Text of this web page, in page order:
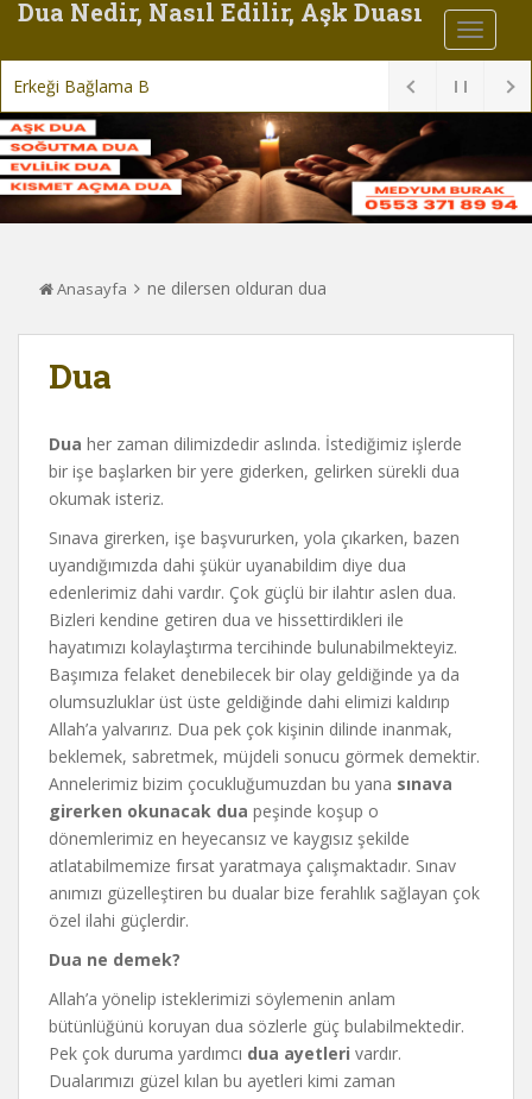
Dua Nedir, Nasıl Edilir, Aşk Duası
Erkeği Bağlama Büyüsü Duas
Anasayfa ne dilersen olduran dua
Dua
Dua her zaman dilimizdedir aslında. İstediğimiz işlerde
bir işe başlarken bir yere giderken, gelirken sürekli dua
okumak isteriz.
Sınava girerken, işe başvururken, yola çıkarken, bazen
uyandığımızda dahi şükür uyanabildim diye dua
edenlerimiz dahi vardır. Çok güçlü bir ilahtır aslen dua.
Bizleri kendine getiren dua ve hissettirdikleri ile
hayatımızı kolaylaştırma tercihinde bulunabilmekteyiz.
Başımıza felaket denebilecek bir olay geldiğinde ya da
olumsuzluklar üst üste geldiğinde dahi elimizi kaldırıp
Allah’a yalvarırız. Dua pek çok kişinin dilinde inanmak,
beklemek, sabretmek, müjdeli sonucu görmek demektir.
Annelerimiz bizim çocukluğumuzdan bu yana sınava
girerken okunacak dua peşinde koşup o
dönemlerimiz en heyecansız ve kaygısız şekilde
atlatabilmemize fırsat yaratmaya çalışmaktadır. Sınav
anımızı güzelleştiren bu dualar bize ferahlık sağlayan çok
özel ilahi güçlerdir.
Dua ne demek?
Allah’a yönelip isteklerimizi söylemenin anlam
bütünlüğünü koruyan dua sözlerle güç bulabilmektedir.
Pek çok duruma yardımcı dua ayetleri vardır.
Dualarımızı güzel kılan bu ayetleri kimi zaman